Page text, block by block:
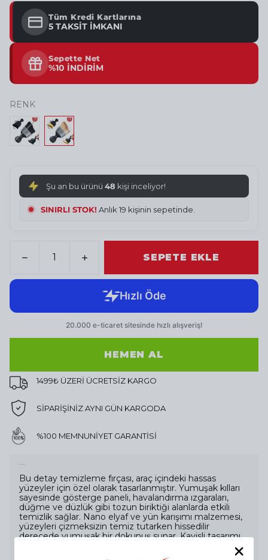
Tüm Kredi Kartlarına
5 TAKSİT İMKANI
Sepette Net
%10 İNDİRİM
RENK
Şu an bu ürünü 48 kişi inceliyor!
SINIRLI STOK! Anlık 20 kişinin sepetinde.
SEPETE EKLE
HEMEN AL
1499₺ ÜZERİ ÜCRETSİZ KARGO
SİPARİŞİNİZ AYNI GÜN KARGODA
%100 MEMNUNİYET GARANTİSİ
Bu detay temizleme fırçası, araç içindeki hassas
yüzeyler için özel olarak tasarlanmıştır. Yumuşak kılları
sayesinde gösterge paneli, havalandırma ızgaraları,
düğme ve düzlük gibi tozun biriktiği alanlarda etkili
temizlik sağlar. Nano elyaf ve yün karışımı malzemesi,
yüzeyleri çizmeksizin temiz tutarken hissedilir
derecede yumuşak bir dokunuş sunar. Kavisli tasarımı
sayesinde kısa ve uzun kıllar birlikte çalışarak ulaşılması
güç bölgelerde bile derinlemesine temizlik yapar.